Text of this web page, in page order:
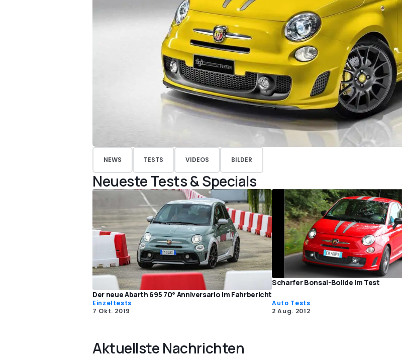
NEWS TESTS VIDEOS BILDER
Neueste Tests & Specials
Der neue Abarth 695 70° Anniversario im Fahrbericht
Einzeltests
7 Okt. 2019
Scharfer Bonsai-Bolide im Test
Auto Tests
2 Aug. 2012
Aktuellste Nachrichten